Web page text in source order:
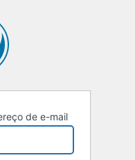
de e-mail